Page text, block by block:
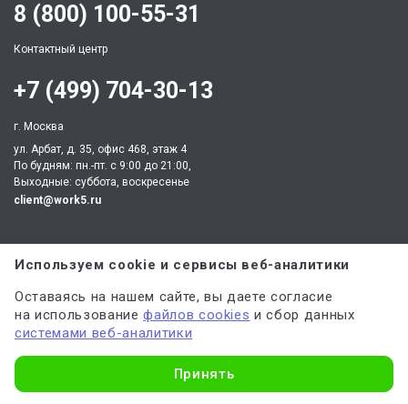
Партнер по процессингу электронных платежей
Партнер по обеспечению безопасных платежей
8 (800) 100-55-31
Контактный центр
+7 (499) 704-30-13
г. Москва
ул. Арбат, д. 35, офис 468, этаж 4
По будням: пн.-пт. c 9:00 до 21:00,
Выходные: суббота, воскресенье
client@work5.ru
Используем cookie и сервисы веб-аналитики
Оставаясь на нашем сайте, вы даете согласие
на использованиефайлов cookies и сбор данных
системами веб-аналитики
Принять